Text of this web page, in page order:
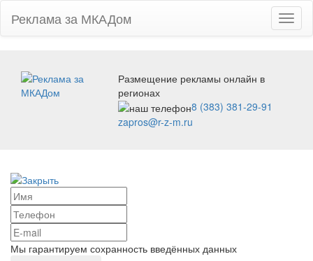
Реклама за МКАДом
Размещение рекламы онлайн в
регионах
8 (383) 381-29-91
zapros@r-z-m.ru
Мы гарантируем сохранность введённых данных